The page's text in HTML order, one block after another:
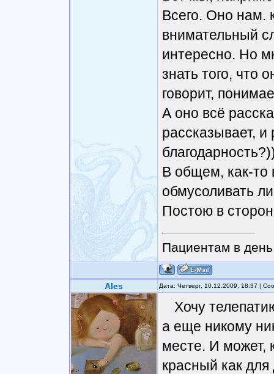
Всего. Оно нам.
внимательный
интересно. Но
знать того, что
говорит,
А оно всё
рассказывает, и
В общем, как-то
обмусоливать
Постою в
Пациентам в
Ales Дата: Четверг, 10.12.2009, 18:37 |
Хочу
а еще никому
месте. И может,
красный как для